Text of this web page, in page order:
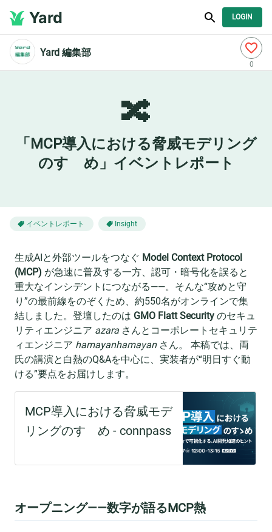
Yard LOGIN
Yard 編集部
0
🔀
「MCP導入における脅威モデリング
のすゝめ」イベントレポート
イベントレポート Insight
生成AIと外部ツールをつなぐ Model Context Protocol
(MCP) が急速に普及する一方、認可・暗号化を誤ると
重大なインシデントにつながる——。そんな“攻めと守
り”の最前線をのぞくため、約550名がオンラインで集
結しました。登壇したのは GMO Flatt Security のセキュ
リティエンジニア azara さんとコーポレートセキュリテ
ィエンジニア hamayanhamayanさん。 本稿では、両
氏の講演と白熱のQ&Aを中心に、実装者が“明日すぐ動
ける”要点をお届けします。
オープニング——数字が語るMCP熱